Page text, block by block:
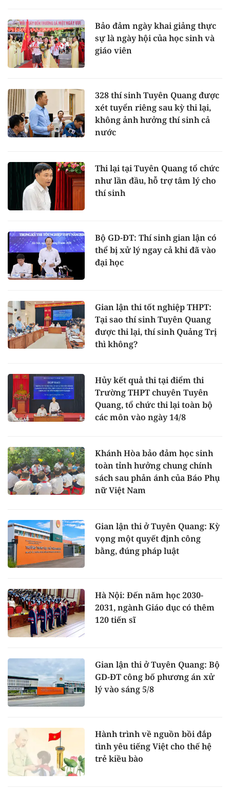
Bảo đảm ngày khai giảng thực
sự là ngày hội của học sinh và
giáo viên
328 thí sinh Tuyên Quang được
xét tuyển riêng sau kỳ thi lại,
không ảnh hưởng thí sinh cả
nước
Thi lại tại Tuyên Quang tổ chức
như lần đầu, hỗ trợ tâm lý cho
thí sinh
Bộ GD-ĐT: Thí sinh gian lận có
thể bị xử lý ngay cả khi đã vào
đại học
Gian lận thi tốt nghiệp THPT:
Tại sao thí sinh Tuyên Quang
được thi lại, thí sinh Quảng Trị
thì không?
Hủy kết quả thi tại điểm thi
Trường THPT chuyên Tuyên
Quang, tổ chức thi lại toàn bộ
các môn vào ngày 14/8
Khánh Hòa bảo đảm học sinh
toàn tỉnh hưởng chung chính
sách sau phản ánh của Báo Phụ
nữ Việt Nam
Gian lận thi ở Tuyên Quang: Kỳ
vọng một quyết định công
bằng, đúng pháp luật
Hà Nội: Đến năm học 2030-
2031, ngành Giáo dục có thêm
120 tiến sĩ
Gian lận thi ở Tuyên Quang: Bộ
GD-ĐT công bố phương án xử
lý vào sáng 5/8
Hành trình về nguồn bồi đắp
tình yêu tiếng Việt cho thế hệ
trẻ kiều bào